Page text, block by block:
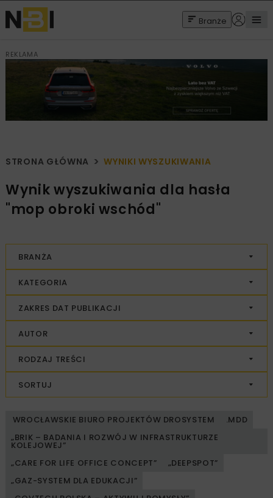
Branże
REKLAMA
STRONA GŁÓWNA WYNIKI WYSZUKIWANIA
Wynik wyszukiwania dla hasła
"mop obroki wschód"
BRANŻA
KATEGORIA
ZAKRES DAT PUBLIKACJI
AUTOR
RODZAJ TREŚCI
SORTUJ
WROCŁAWSKIE BIURO PROJEKTÓW DROSYSTEM
.MDD
„BRIK – BADANIA I ROZWÓJ W INFRASTRUKTURZE
KOLEJOWEJ”
„CARE FOR LIFE OFFICE CONCEPT”
„DEEPSPOT”
„GAZ-SYSTEM DLA EDUKACJI”